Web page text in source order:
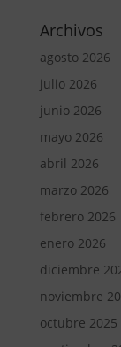
Archivos
agosto 2026
julio 2026
junio 2026
mayo 2026
abril 2026
marzo 2026
febrero 2026
enero 2026
diciembre
noviembre
octubre 2025